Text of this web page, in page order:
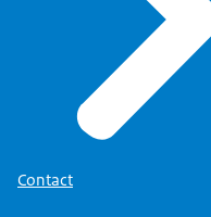
Contact